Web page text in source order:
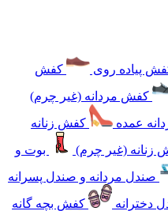
پیاده روی
کفش
کفش مردانه (غیر چرم)
عمده
کفش زنانه
زنانه (غیر چرم)
بوت و
صندل مردانه و صندل پسرانه
دخترانه
کفش بچه گانه